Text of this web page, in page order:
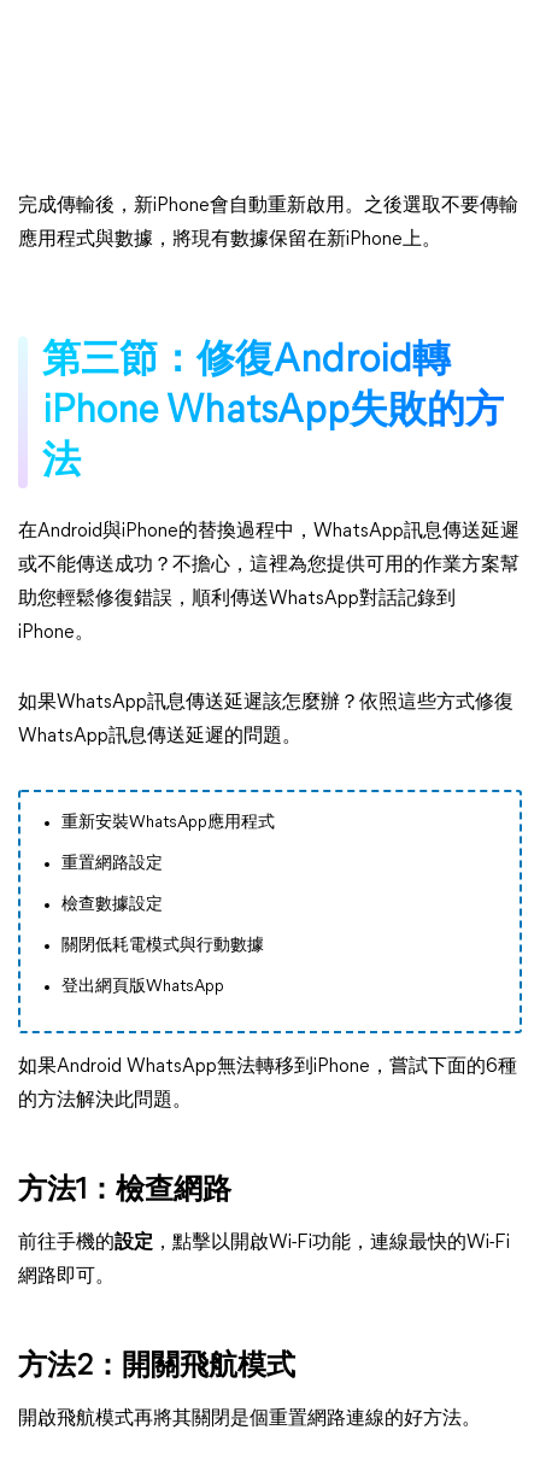
完成傳輸後，新iPhone會自動重新啟用。之後選取不要傳輸
應用程式與數據，將現有數據保留在新iPhone上。
第三節：修復Android轉
iPhone WhatsApp失敗的方
法
在Android與iPhone的替換過程中，WhatsApp訊息傳送延遲
或不能傳送成功？不擔心，這裡為您提供可用的作業方案幫
助您輕鬆修復錯誤，順利傳送WhatsApp對話記錄到
iPhone。
如果WhatsApp訊息傳送延遲該怎麼辦？依照這些方式修復
WhatsApp訊息傳送延遲的問題。
重新安裝WhatsApp應用程式
重置網路設定
檢查數據設定
關閉低耗電模式與行動數據
登出網頁版WhatsApp
如果Android WhatsApp無法轉移到iPhone，嘗試下面的6種
的方法解決此問題。
方法1：檢查網路
前往手機的設定 ，點擊以開啟Wi-Fi功能，連線最快的Wi-Fi
網路即可。
方法2：開關飛航模式
開啟飛航模式再將其關閉是個重置網路連線的好方法。